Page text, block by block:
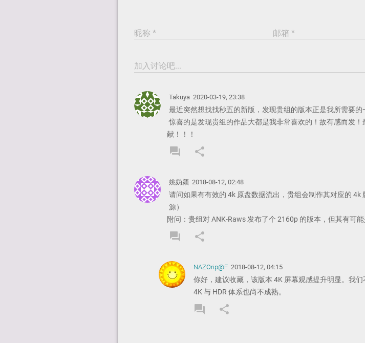
昵称 * 邮箱 *
加入讨论吧...
Takuya 2020-03-19, 23:38
最近突然想找找秒五的新版，发现贵组的版本正是我所需要
惊喜的是发现贵组的作品大都是我非常喜欢的！故有感而发
献！！！
forumREPLY
shareSHARE
姚妫颍 2018-08-12, 02:48
请问如果有有效的 4k 原盘数据流出，贵组会制作其对应的
源）
附问：贵组对 ANK-Raws 发布了个 2160p 的版本，但其有可
forumREPLY
shareSHARE
NAZOrip@F 2018-08-12, 04:15
你好，建议收藏，该版本 4K 屏幕观感提升明显。我
4K 与 HDR 体系也尚不成熟。
forumREPLY
shareSHARE